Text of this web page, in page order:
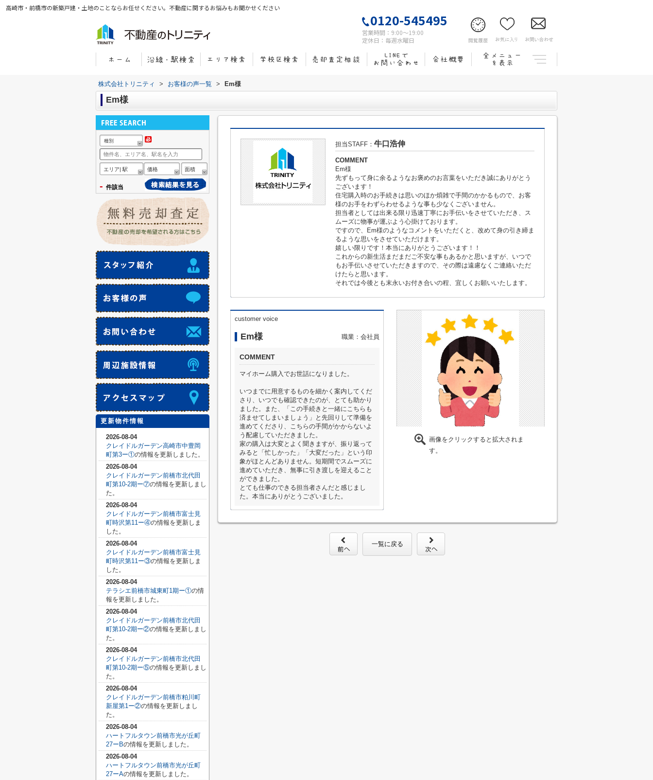
高崎市・前橋市の新築戸建・土地のことならお任せください。不動産に関するお悩みもお聞かせください
0120-545495
営業時間：9:00～19:00
定休日：毎週水曜日
株式会社トリニティ > お客様の声一覧 > Em様
Em様
担当STAFF： 牛口浩伸
COMMENT
Em様
先ずもって身に余るようなお褒めのお言葉をいただき誠にありがとう
ございます！
住宅購入時のお手続きは思いのほか煩雑で手間のかかるもので、お客
様のお手をわずらわせるような事も少なくございません。
担当者としては出来る限り迅速丁寧にお手伝いをさせていただき、ス
ムーズに物事が運ぶよう心掛けております。
ですので、Em様のようなコメントをいただくと、改めて身の引き締ま
るような思いをさせていただけます。
嬉しい限りです！本当にありがとうございます！！
これからの新生活まだまだご不安な事もあるかと思いますが、いつで
もお手伝いさせていただきますので、その際は遠慮なくご連絡いただ
けたらと思います。
それでは今後とも末永いお付き合いの程、宜しくお願いいたします。
customer voice
Em様 職業：会社員
COMMENT
マイホーム購入でお世話になりました。
いつまでに用意するものを細かく案内してくだ
さり、いつでも確認できたのが、とても助かり
ました。また、「この手続きと一緒にこちらも
済ませてしまいましょう」と先回りして準備を
進めてくださり、こちらの手間がかからないよ
う配慮していただきました。
家の購入は大変とよく聞きますが、振り返って
みると「忙しかった」「大変だった」という印
象がほとんどありません。短期間でスムーズに
進めていただき、無事に引き渡しを迎えること
ができました。
とても仕事のできる担当者さんだと感じまし
た。本当にありがとうございました。
画像をクリックすると拡大されま
す。
一覧に戻る
種別
エリア| 駅 価格 面積
- 件該当
更新物件情報
2026-08-04
クレイドルガーデン高崎市中豊岡
町第3ー①の情報を更新しました。
2026-08-04
クレイドルガーデン前橋市北代田
町第10-2期ー⑦の情報を更新しまし
た。
2026-08-04
クレイドルガーデン前橋市富士見
町時沢第11ー④の情報を更新しま
した。
2026-08-04
クレイドルガーデン前橋市富士見
町時沢第11ー③の情報を更新しま
した。
2026-08-04
テラシエ前橋市城東町1期ー①の情
報を更新しました。
2026-08-04
クレイドルガーデン前橋市北代田
町第10-2期ー②の情報を更新しまし
た。
2026-08-04
クレイドルガーデン前橋市北代田
町第10-2期ー⑤の情報を更新しまし
た。
2026-08-04
クレイドルガーデン前橋市粕川町
新屋第1ー②の情報を更新しまし
た。
2026-08-04
ハートフルタウン前橋市光が丘町
27ーBの情報を更新しました。
2026-08-04
ハートフルタウン前橋市光が丘町
27ーAの情報を更新しました。